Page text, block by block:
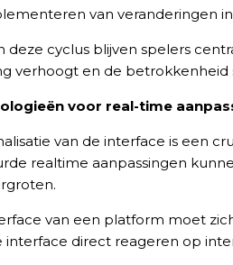
van veranderingen
deze cyclus blijven spelers
verhoogt en de betrokkenheid
voor real-time
van de interface is een
realtime aanpassingen
van een platform moet
interface direct reageren op